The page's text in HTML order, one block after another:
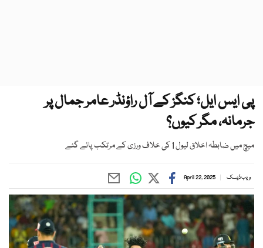
پی ایس ایل؛ کنگز کے آل راؤنڈر عامر جمال پر
جرمانہ، مگر کیوں؟
میچ میں ضابطہ اخلاق لیول 1 کی خلاف ورزی کے مرتکب پائے گئے
ویب ڈیسک April 22, 2025